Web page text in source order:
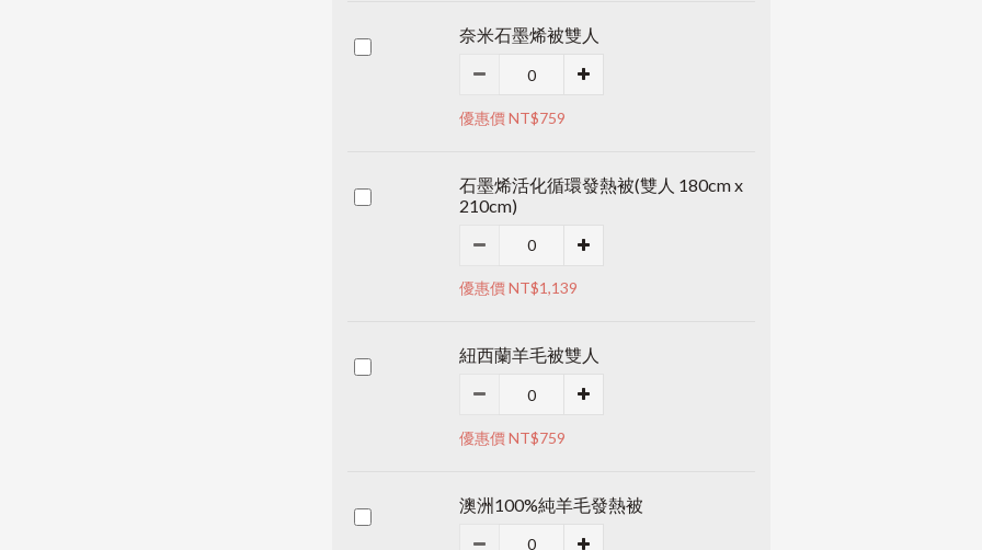
奈米石墨烯被雙人
優惠價 NT$759
石墨烯活化循環發熱被(雙人 180cm x
210cm)
優惠價 NT$1,139
紐西蘭羊毛被雙人
優惠價 NT$759
澳洲100%純羊毛發熱被